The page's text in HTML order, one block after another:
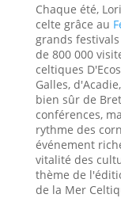
Chaque été,
celte grâce au
grands
de 800 000
celtiques
Galles,
bien sûr de
conférences,
rythme des
événement
vitalité des
thème de
de la Mer